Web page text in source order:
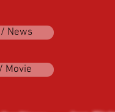
News
Movie